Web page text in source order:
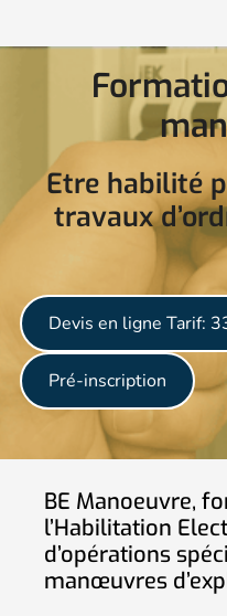
Etre habilité
travaux
Devis en ligne Tarif:
Pré-inscription
BE Manoeuvre,
l’Habilitation
d’opérations
manœuvres